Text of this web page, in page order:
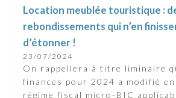
Location meublée touristique :
rebondissements qui n’en
d’étonner !
23/07/2024
On rappellera à titre liminaire
finances pour 2024 a modifié
régime fiscal micro-BIC